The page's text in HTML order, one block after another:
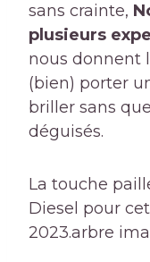
sans crainte,
plusieurs
nous donnent
(bien) porter
briller sans
déguisés.
La touche
Diesel pour
2023.arbre